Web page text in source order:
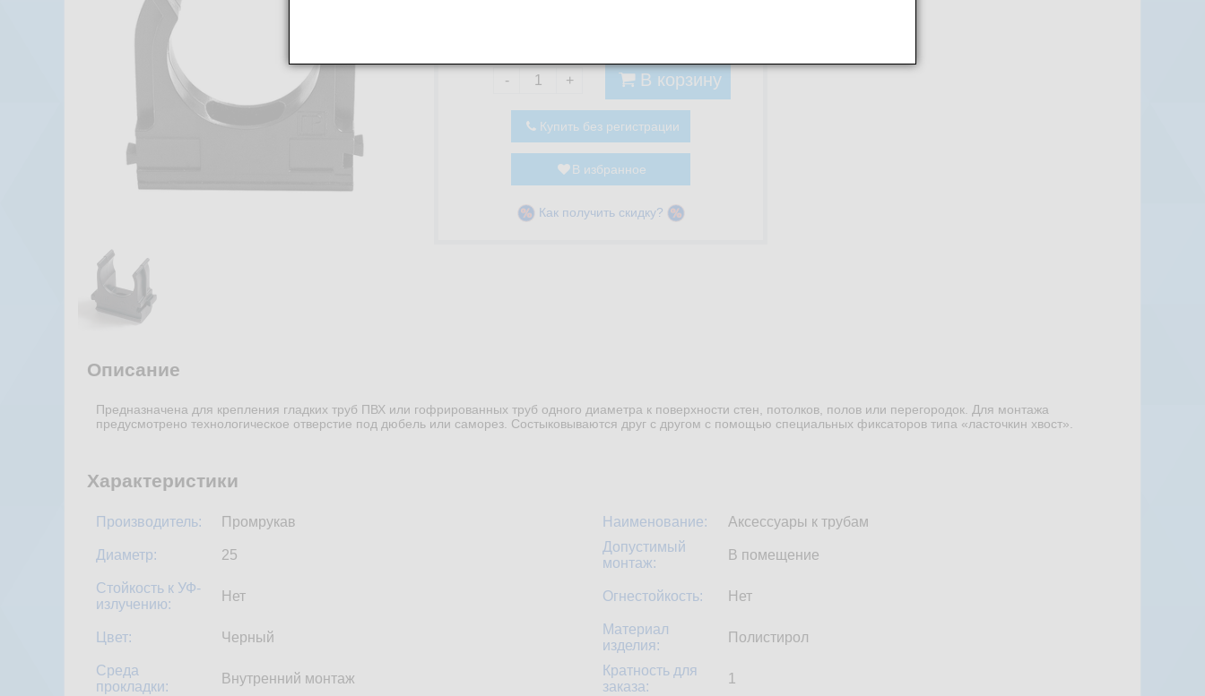
- + В корзину
Купить без регистрации
В избранное
Как получить скидку?
Описание
Предназначена для крепления гладких труб ПВХ или гофрированных труб одного диаметра к поверхности стен, потолков, полов или перегородок. Для монтажа
предусмотрено технологическое отверстие под дюбель или саморез. Состыковываются друг с другом с помощью специальных фиксаторов типа «ласточкин хвост».
Характеристики
Производитель: Промрукав Наименование: Аксессуары к трубам
Диаметр: 25
Допустимый
монтаж:
В помещение
Стойкость к УФ-
излучению:
Нет Огнестойкость: Нет
Цвет: Черный
Материал
изделия:
Полистирол
Среда
прокладки:
Внутренний монтаж
Кратность для
заказа:
1